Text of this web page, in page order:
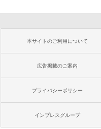
本サイトのご利用について
広告掲載のご案内
プライバシーポリシー
インプレスグループ